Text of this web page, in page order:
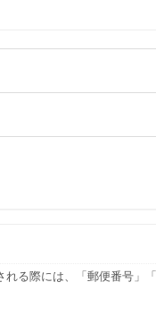
る際には、「郵便番号」